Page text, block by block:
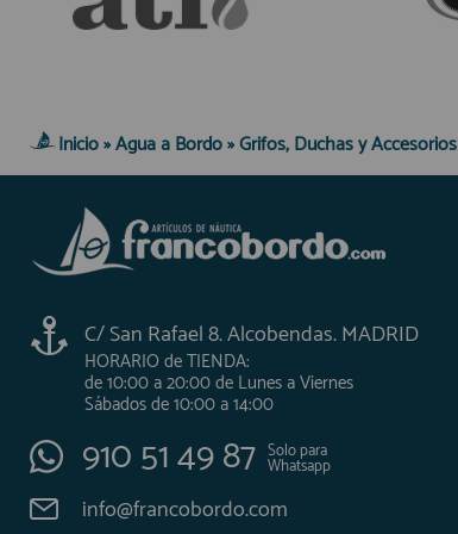
Inicio»Agua a Bordo»Grifos, Duchas y Accesorios
C/ San Rafael 8. Alcobendas. MADRID
HORARIO de TIENDA:
de 10:00 a 20:00 de Lunes a Viernes
Sábados de 10:00 a 14:00
910 51 49 87 Solo para
Whatsapp
info@francobordo.com